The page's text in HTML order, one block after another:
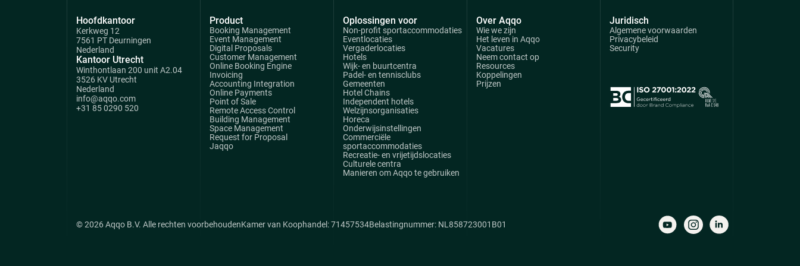
Hoofdkantoor
Kerkweg 12
7561 PT Deurningen
Nederland
Kantoor Utrecht
Winthontlaan 200 unit A2.04
3526 KV Utrecht
Nederland
info@aqqo.com
+31 85 0290 520
Product
Booking Management
Event Management
Digital Proposals
Customer Management
Online Booking Engine
Invoicing
Accounting Integration
Online Payments
Point of Sale
Remote Access Control
Building Management
Space Management
Request for Proposal
Jaqqo
Oplossingen voor
Non-profit sportaccommodaties
Eventlocaties
Vergaderlocaties
Hotels
Wijk- en buurtcentra
Padel- en tennisclubs
Gemeenten
Hotel Chains
Independent hotels
Welzijnsorganisaties
Horeca
Onderwijsinstellingen
Commerciële
sportaccommodaties
Recreatie- en vrijetijdslocaties
Culturele centra
Manieren om Aqqo te gebruiken
Over Aqqo
Wie we zijn
Het leven in Aqqo
Vacatures
Neem contact op
Resources
Koppelingen
Prijzen
Juridisch
Algemene voorwaarden
Privacybeleid
Security
© 2026 Aqqo B.V. Alle rechten voorbehoudenKamer van Koophandel: 71457534Belastingnummer: NL858723001B01